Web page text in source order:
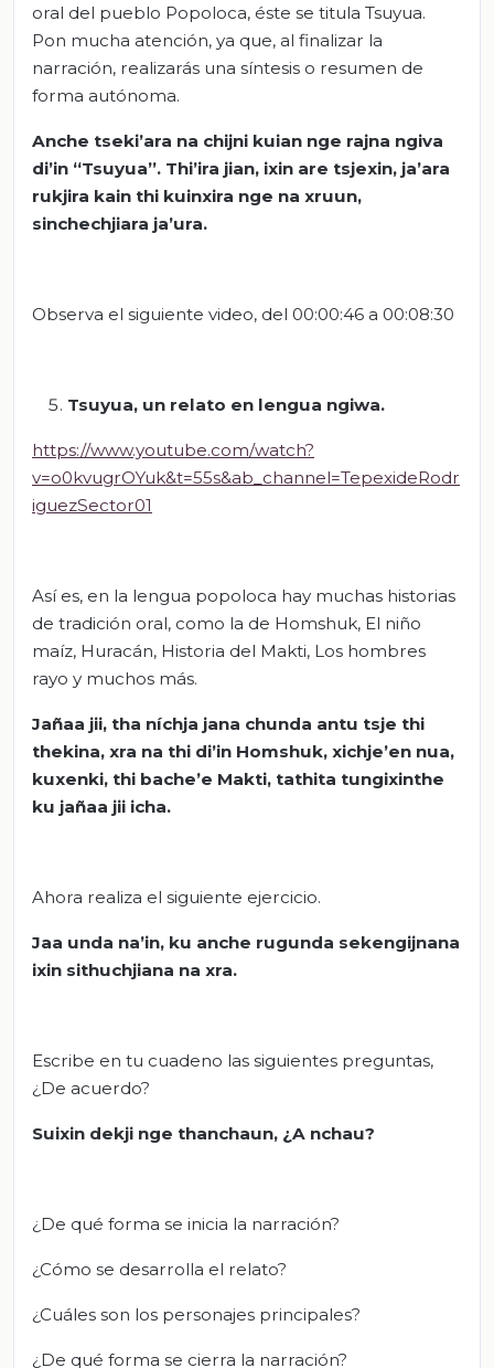
oral del pueblo Popoloca, éste se titula Tsuyua.
Pon mucha atención, ya que, al finalizar la
narración, realizarás una síntesis o resumen de
forma autónoma.
Anche tseki’ara na chijni kuian nge rajna ngiva
di’in “Tsuyua”. Thi’ira jian, ixin are tsjexin, ja’ara
rukjira kain thi kuinxira nge na xruun,
sinchechjiara ja’ura.
Observa el siguiente video, del 00:00:46 a 00:08:30
Tsuyua, un relato en lengua ngiwa.
https://www.youtube.com/watch?
v=o0kvugrOYuk&t=55s&ab_channel=TepexideRodr
iguezSector01
Así es, en la lengua popoloca hay muchas historias
de tradición oral, como la de Homshuk, El niño
maíz, Huracán, Historia del Makti, Los hombres
rayo y muchos más.
Jañaa jii, tha níchja jana chunda antu tsje thi
thekina, xra na thi di’in Homshuk, xichje’en nua,
kuxenki, thi bache’e Makti, tathita tungixinthe
ku jañaa jii icha.
Ahora realiza el siguiente ejercicio.
Jaa unda na’in, ku anche rugunda sekengijnana
ixin sithuchjiana na xra.
Escribe en tu cuadeno las siguientes preguntas,
¿De acuerdo?
Suixin dekji nge thanchaun, ¿A nchau?
¿De qué forma se inicia la narración?
¿Cómo se desarrolla el relato?
¿Cuáles son los personajes principales?
¿De qué forma se cierra la narración?